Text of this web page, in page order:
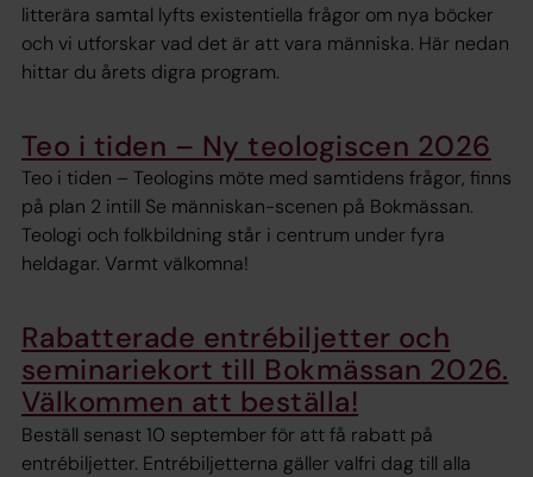
litterära samtal lyfts existentiella frågor om nya böcker
och vi utforskar vad det är att vara människa. Här nedan
hittar du årets digra program.
Teo i tiden – Ny teologiscen 2026
Teo i tiden – Teologins möte med samtidens frågor, finns
på plan 2 intill Se människan-scenen på Bokmässan.
Teologi och folkbildning står i centrum under fyra
heldagar. Varmt välkomna!
Rabatterade entrébiljetter och
seminariekort till Bokmässan 2026.
Välkommen att beställa!
Beställ senast 10 september för att få rabatt på
entrébiljetter. Entrébiljetterna gäller valfri dag till alla